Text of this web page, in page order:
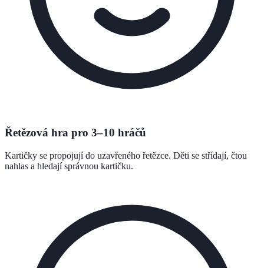
Řetězová hra pro 3–10 hráčů
Kartičky se propojují do uzavřeného řetězce. Děti se střídají, čtou
nahlas a hledají správnou kartičku.